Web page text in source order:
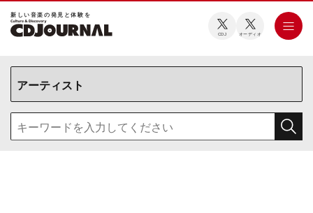
新しい⾳楽の発⾒と体験を
CDJ オーディオ